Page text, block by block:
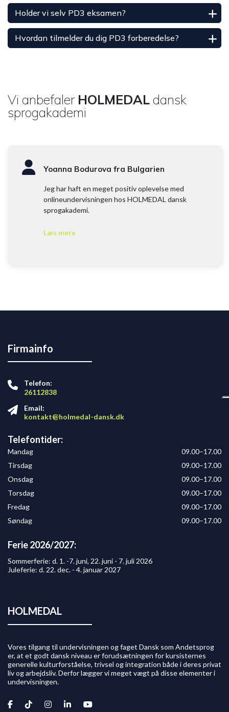
Holder vi selv PD3 eksamen?
Hvordan tilmelder du dig PD3 forberedelse?
Vi anbefaler HOLMEDAL dansk
sprogakademi
Yoanna Bodurova fra Bulgarien
Jeg har haft en meget positiv oplevelse med
onlineundervisningen hos HOLMEDAL dansk
sprogakademi.
Undervisningen er velstruktureret og tilpasset
Hun forklarer svære emner på en klar og forståelig
Hendes positive indstilling og engagement skaber
en motiverende atmosfære, hvor læring bliver både
i løbet af min tid hos HOLMEDAL dansk
Kombinationen af undervisning i høj kvalitet og
sproglige udvikling.
professionelt, imødekommende og motiverende
Læs mere
Firmainfo
Telefon:
26112838
Email:
kontakt@holmedal-dansk.dk
Telefontider:
Mandag
09.00–17.00
Tirsdag
09.00–17.00
Onsdag
09.00–17.00
Torsdag
09.00–17.00
Fredag
09.00–17.00
Søndag
09.00–17.00
Ferie 2026/2027:
Sommerferie: d. 1. -7. juni, 22. juni - 7. juli 2026
Juleferie: d. 22. dec. - 4. januar 2027
HOLMEDAL
Vores tilgang til undervisningen og faget Dansk som Andetsprog
er, at et godt dansk niveau er forudsætningen for kursisternes
generelle kulturforståelse, trivsel og integration både i deres privat
liv og arbejdsliv. Derfor lægger vi meget vægt på disse elementer i
undervisningen.